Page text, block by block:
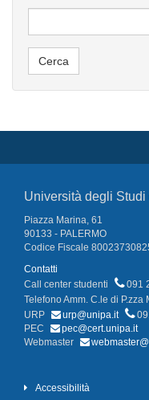
Università degli
Piazza Marina, 61
90133 - PALERMO
Codice Fiscale
Contatti
Call center studenti
091
Telefono Amm. C.le di P.zza
URP
urp@unipa.it
PEC
pec@cert.unipa.it
Webmaster
Accessibilità